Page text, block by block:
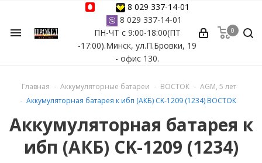
menu
8 029 337-14-01
8 029 337-14-01
ПН-ЧТ с 9:00-18:00(ПТ
-17:00).Минск, ул.П.Бровки, 19
- офис 130.
бассейнов
0
Главная Аккумуляторные батареи ВОСТОК
AGM, 5 лет
Аккумуляторная батарея к ибп (АКБ) CK-1209 (1234) ВОСТОК
Аккумуляторная батарея к
ибп (АКБ) CK-1209 (1234)